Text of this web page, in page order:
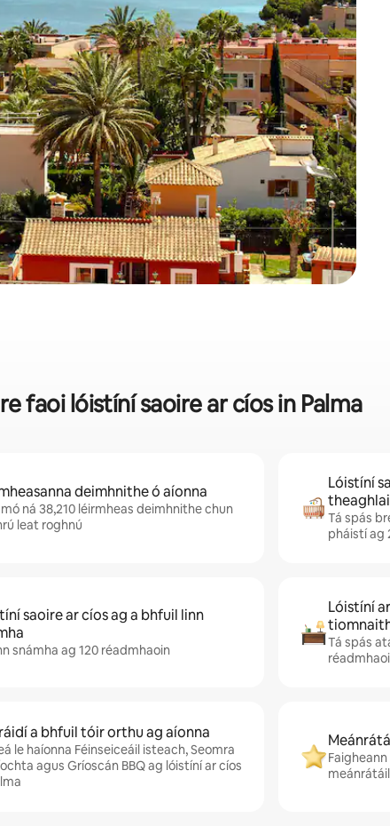
faoi lóistíní saoire ar cíos in Palma
deimhnithe ó aíonna
ná 38,210 léirmheas deimhnithe chun
leat roghnú
Lóistíní
Tá spás
pháistí ag
saoire ar cíos ag a bhfuil linn
snámha ag 120 réadmhaoin
Lóistíní
Tá spás
a bhfuil tóir orthu ag aíonna
le haíonna Féinseiceáil isteach, Seomra
agus Gríoscán BBQ ag lóistíní ar cíos
meánrátáil